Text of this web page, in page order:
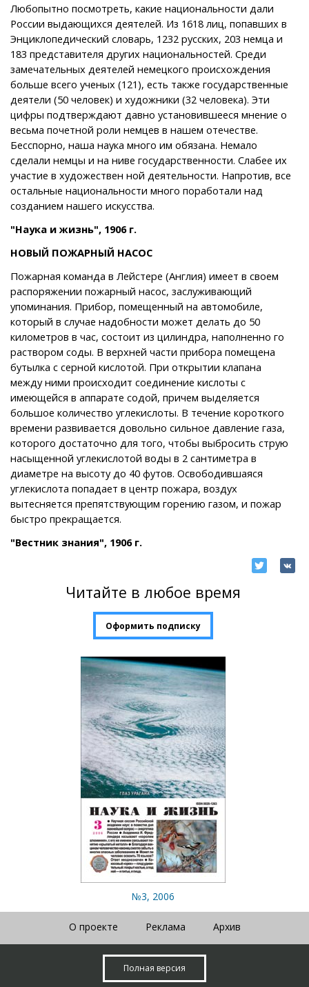
Любопытно посмотреть, какие национальности дали
России выдающихся деятелей. Из 1618 лиц, попавших в
Энциклопедический словарь, 1232 русских, 203 немца и
183 представителя других национальностей. Среди
замечательных деятелей немецкого происхождения
больше всего ученых (121), есть также государственные
деятели (50 человек) и художники (32 человека). Эти
цифры подтверждают давно установившееся мнение о
весьма почетной роли немцев в нашем отечестве.
Бесспорно, наша наука много им обязана. Немало
сделали немцы и на ниве государственности. Слабее их
участие в художествен ной деятельности. Напротив, все
остальные национальности много поработали над
созданием нашего искусства.
"Наука и жизнь", 1906 г.
НОВЫЙ ПОЖАРНЫЙ НАСОС
Пожарная команда в Лейстере (Англия) имеет в своем
распоряжении пожарный насос, заслуживающий
упоминания. Прибор, помещенный на автомобиле,
который в случае надобности может делать до 50
километров в час, состоит из цилиндра, наполненно го
раствором соды. В верхней части прибора помещена
бутылка с серной кислотой. При открытии клапана
между ними происходит соединение кислоты с
имеющейся в аппарате содой, причем выделяется
большое количество углекислоты. В течение короткого
времени развивается довольно сильное давление газа,
которого достаточно для того, чтобы выбросить струю
насыщенной углекислотой воды в 2 сантиметра в
диаметре на высоту до 40 футов. Освободившаяся
углекислота попадает в центр пожара, воздух
вытесняется препятствующим горению газом, и пожар
быстро прекращается.
"Вестник знания", 1906 г.
Читайте в любое время
Оформить подписку
№3, 2006
О проекте Реклама Архив
Полная версия